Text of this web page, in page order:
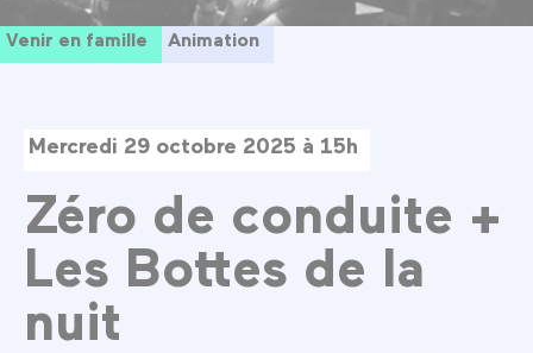
Venir en famille Animation
Mercredi 29 octobre 2025 à 15h
Zéro de conduite +
Les Bottes de la
nuit